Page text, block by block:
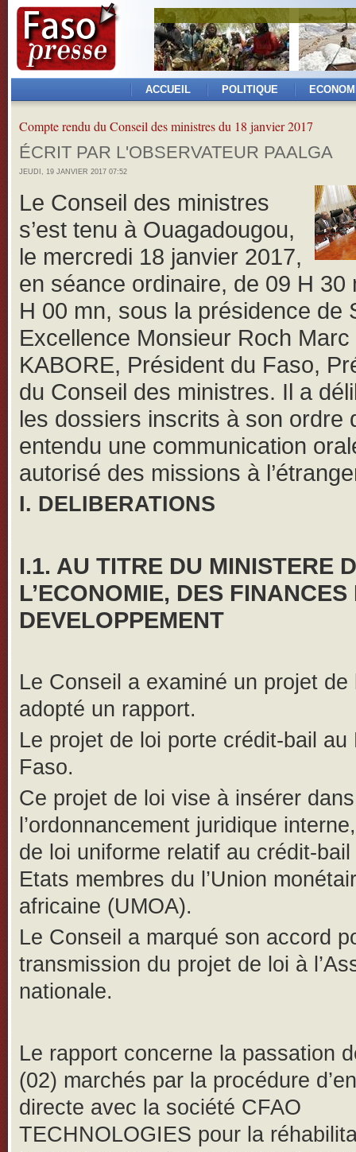
ACCUEIL POLITIQUE
Compte rendu du Conseil des ministres du 18 janvier 2017
ÉCRIT PAR L'OBSERVATEUR PAALGA
JEUDI, 19 JANVIER 2017 07:52
Le Conseil des ministres
s’est tenu à Ouagadougou,
le mercredi 18 janvier 2017,
en séance ordinaire, de 09 H 30
H 00 mn, sous la présidence de
Excellence Monsieur Roch
KABORE, Président du Faso,
du Conseil des ministres. Il a
les dossiers inscrits à son ordre
entendu une communication
autorisé des missions à
I. DELIBERATIONS
I.1. AU TITRE DU MINISTERE
L’ECONOMIE, DES FINANCES
DEVELOPPEMENT
Le Conseil a examiné un projet de
adopté un rapport.
Le projet de loi porte crédit-bail au
Faso.
Ce projet de loi vise à insérer dans
l’ordonnancement juridique
de loi uniforme relatif au crédit-
Etats membres du l’Union
africaine (UMOA).
Le Conseil a marqué son accord
transmission du projet de loi à
nationale.
Le rapport concerne la passation
(02) marchés par la procédure
directe avec la société CFAO
TECHNOLOGIES pour la